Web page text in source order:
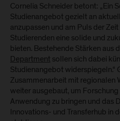
Cornelia Schneider betont: „Ein
Studienangebot gezielt an
anzupassen und am Puls der
Studierenden eine solide und
bieten. Bestehende Stärken aus
Department sollen sich dabei
Studienangebot widerspiegeln.“
Zusammenarbeit mit regionalen
weiter ausgebaut, um
Anwendung zu bringen und das
Innovations- und Transferhub in